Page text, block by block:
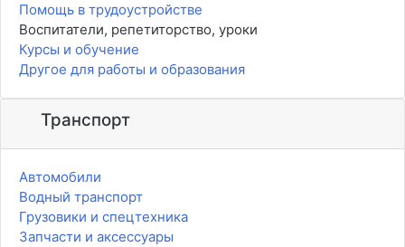
Помощь в трудоустройстве
Воспитатели, репетиторство, уроки
Курсы и обучение
Другое для работы и образования
Транспорт
Автомобили
Водный транспорт
Грузовики и спецтехника
Запчасти и аксессуары